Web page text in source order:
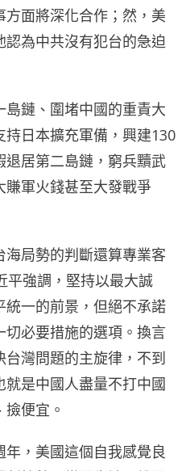
方面將深化合作；然，美
為中共沒有犯台的急迫
鏈、圍堵中國的重責大
日本擴充軍備，興建130
居第二島鏈，窮兵黷武
賺軍火錢甚至大發戰爭
局勢的判斷還算專業客
平強調，堅持以最大誠
一的前景，但絕不承諾
必要措施的選項。換言
灣問題的主旋律，不到
是中國人盡量不打中國
便宜。
，美國這個自我感覺良